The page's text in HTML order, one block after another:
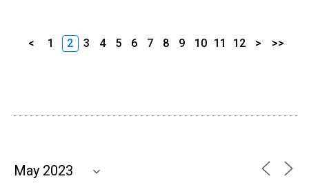
< 1 2 3 4 5 6 7 8 9 10 11 12 > >>